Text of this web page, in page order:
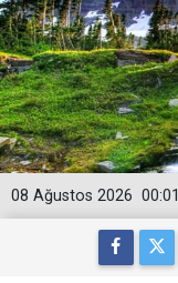
00:01
08 Ağustos 2026